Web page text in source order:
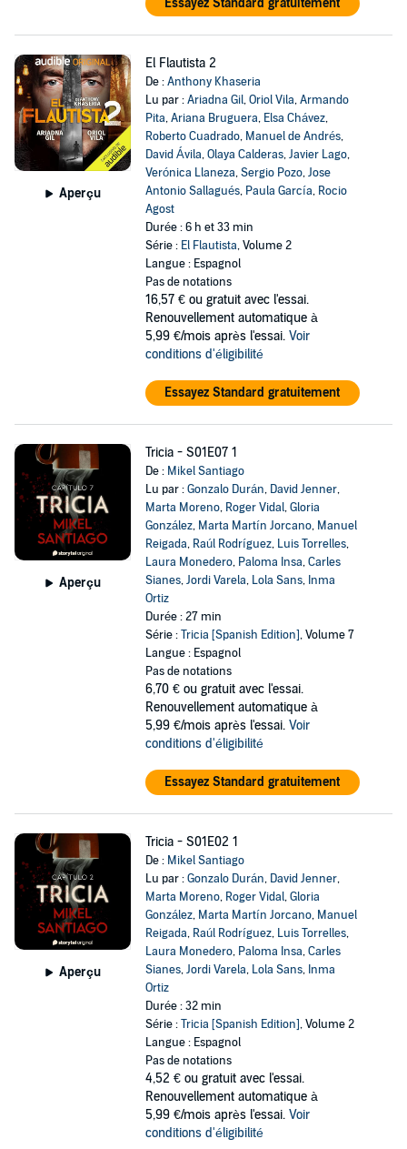
Essayez Standard gratuitement
Aperçu
El Flautista 2
De :Anthony Khaseria
Lu par :Ariadna Gil,Oriol Vila,Armando
Pita,Ariana Bruguera, Elsa Chávez,
Roberto Cuadrado, Manuel de Andrés,
David Ávila,Olaya Calderas,Javier Lago,
Verónica Llaneza,Sergio Pozo,Jose
Antonio Sallagués, Paula García, Rocio
Agost
Durée : 6 h et 33 min
Série : El Flautista, Volume 2
Langue : Espagnol
Pas de notations
16,57 € ou gratuit avec l'essai.
Renouvellement automatique à
5,99 €/mois après l'essai. Voir
conditions d'éligibilité
Essayez Standard gratuitement
Aperçu
Tricia - S01E07 1
De : Mikel Santiago
Lu par :Gonzalo Durán, David Jenner,
Marta Moreno, Roger Vidal,Gloria
González, Marta Martín Jorcano, Manuel
Reigada, Raúl Rodríguez, Luis Torrelles,
Laura Monedero, Paloma Insa,Carles
Sianes,Jordi Varela, Lola Sans, Inma
Ortiz
Durée : 27 min
Série :Tricia [Spanish Edition], Volume 7
Langue : Espagnol
Pas de notations
6,70 € ou gratuit avec l'essai.
Renouvellement automatique à
5,99 €/mois après l'essai. Voir
conditions d'éligibilité
Essayez Standard gratuitement
Aperçu
Tricia - S01E02 1
De : Mikel Santiago
Lu par :Gonzalo Durán, David Jenner,
Marta Moreno, Roger Vidal,Gloria
González, Marta Martín Jorcano, Manuel
Reigada, Raúl Rodríguez, Luis Torrelles,
Laura Monedero, Paloma Insa,Carles
Sianes,Jordi Varela, Lola Sans, Inma
Ortiz
Durée : 32 min
Série :Tricia [Spanish Edition], Volume 2
Langue : Espagnol
Pas de notations
4,52 € ou gratuit avec l'essai.
Renouvellement automatique à
5,99 €/mois après l'essai. Voir
conditions d'éligibilité